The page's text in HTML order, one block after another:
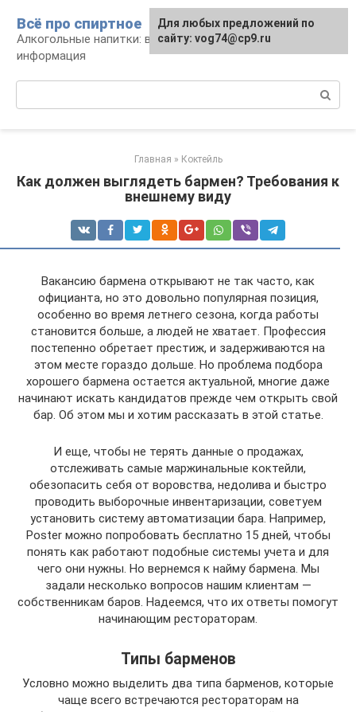
контенту
Всё про спиртное
Алкогольные напитки: виды, рецепты,
информация
Главная » Коктейль
Как должен выглядеть бармен? Требования к
внешнему виду
Вакансию бармена открывают не так часто, как
официанта, но это довольно популярная позиция,
особенно во время летнего сезона, когда работы
становится больше, а людей не хватает. Профессия
постепенно обретает престиж, и задерживаются на
этом месте гораздо дольше. Но проблема подбора
хорошего бармена остается актуальной, многие даже
начинают искать кандидатов прежде чем открыть свой
бар. Об этом мы и хотим рассказать в этой статье.
И еще, чтобы не терять данные о продажах,
отслеживать самые маржинальные коктейли,
обезопасить себя от воровства, недолива и быстро
проводить выборочные инвентаризации, советуем
установить систему автоматизации бара. Например,
Poster можно попробовать бесплатно 15 дней, чтобы
понять как работают подобные системы учета и для
чего они нужны. Но вернемся к найму бармена. Мы
задали несколько вопросов нашим клиентам —
собственникам баров. Надеемся, что их ответы помогут
начинающим рестораторам.
Типы барменов
Условно можно выделить два типа барменов, которые
чаще всего встречаются рестораторам на
Для любых предложений по
сайту: vog74@cp9.ru